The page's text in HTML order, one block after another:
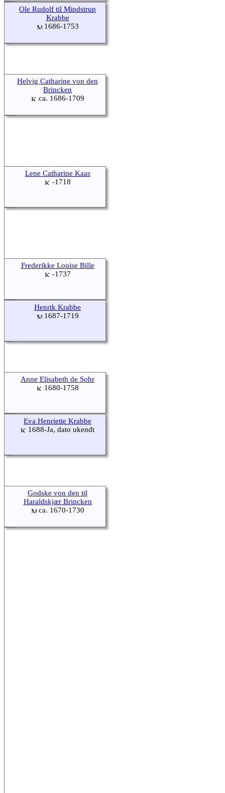
Ole Rudolf til Mindstrup
Krabbe
1686-1753
Helvig Catharine von den
Brincken
ca. 1686-1709
Lene Catharine Kaas
-1718
Frederikke Louise Bille
-1737
Henrik Krabbe
1687-1719
Anne Elisabeth de Sohr
1680-1758
Eva Henriette Krabbe
1688-Ja, dato ukendt
Godske von den til
Haraldskjær Brincken
ca. 1670-1730